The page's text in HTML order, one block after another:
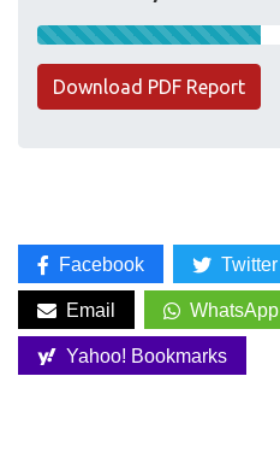
Download PDF Report
Facebook Twitter
Email WhatsApp
Yahoo! Bookmarks